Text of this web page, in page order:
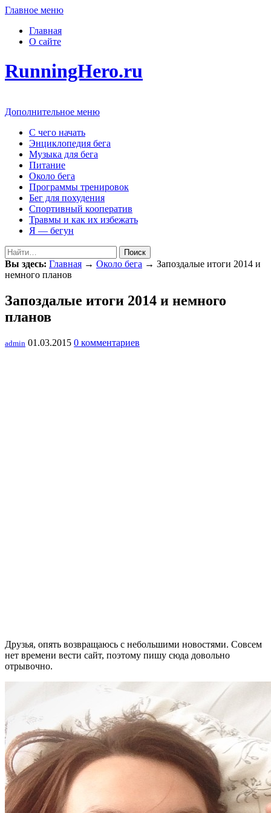
Главное меню
Главная
О сайте
RunningHero.ru
Дополнительное меню
С чего начать
Энциклопедия бега
Музыка для бега
Питание
Около бега
Программы тренировок
Бег для похудения
Спортивный кооператив
Травмы и как их избежать
Я — бегун
Поиск
Вы здесь: Главная → Около бега → Запоздалые итоги 2014 и
немного планов
Запоздалые итоги 2014 и немного
планов
admin 01.03.2015 0 комментариев
Друзья, опять возвращаюсь с небольшими новостями. Совсем
нет времени вести сайт, поэтому пишу сюда довольно
отрывочно.